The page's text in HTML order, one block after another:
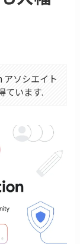
ソシエイト
ています.